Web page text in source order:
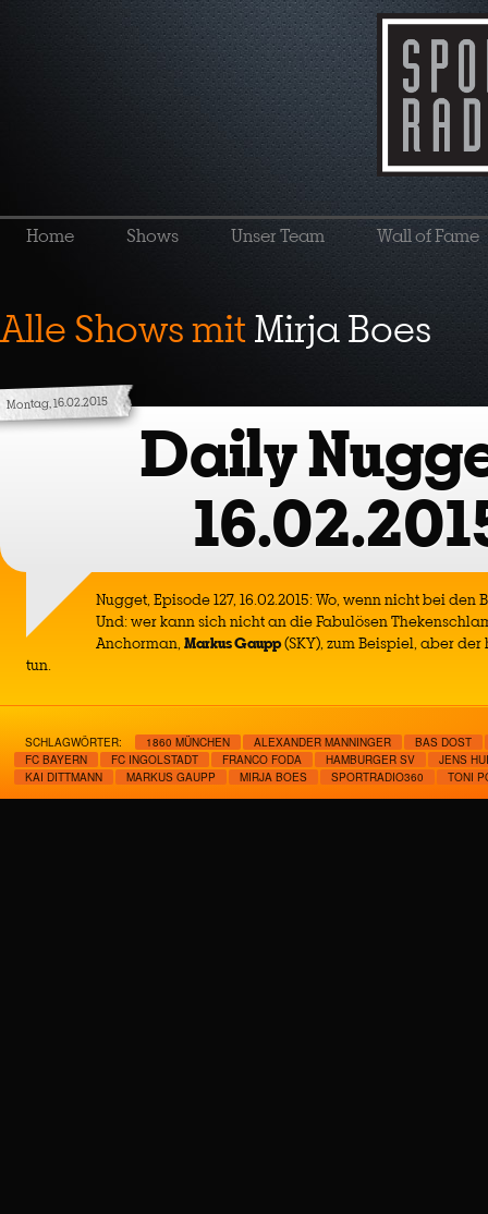
Home Shows Unser Team Wall of Fame
Alle Shows mitMirja Boes
Montag, 16.02.2015
Daily
Nugget, Episode 127, 16.02.2015: Wo, wenn nicht bei
Und: wer kann sich nicht an die Fabulösen
Anchorman, Markus Gaupp(SKY), zum Beispiel, aber
tun.
SCHLAGWÖRTER: 1860 MÜNCHEN ALEXANDER MANNINGER
BAS DOST
FC BAYERN
FC INGOLSTADT FRANCO FODA HAMBURGER SV
JENS
KAI DITTMANN
MARKUS GAUPP MIRJA BOES SPORTRADIO360 TONI